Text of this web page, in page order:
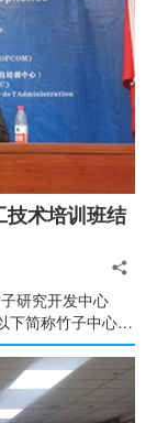
技术培训班结
研究开发中心
下简称竹子中心）
”圆满结业。来自
斯加、马里、乍
贝宁和塞内加尔